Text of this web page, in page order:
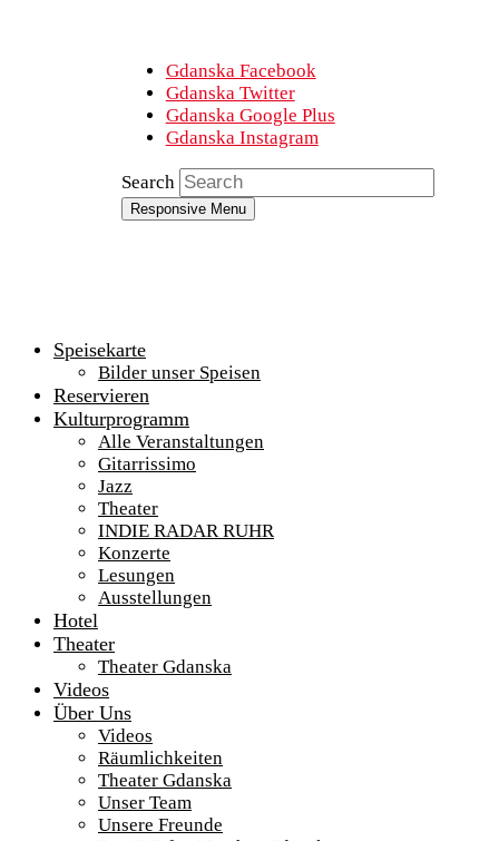
Gdanska Facebook
Gdanska Twitter
Gdanska Google Plus
Gdanska Instagram
Search
Responsive Menu
Speisekarte
Bilder unser Speisen
Reservieren
Kulturprogramm
Alle Veranstaltungen
Gitarrissimo
Jazz
Theater
INDIE RADAR RUHR
Konzerte
Lesungen
Ausstellungen
Hotel
Theater
Theater Gdanska
Videos
Über Uns
Videos
Räumlichkeiten
Theater Gdanska
Unser Team
Unsere Freunde